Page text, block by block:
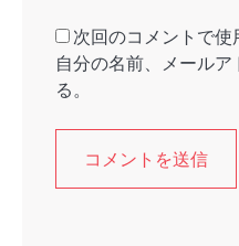
次回のコメントで
自分の名前、メール
る。